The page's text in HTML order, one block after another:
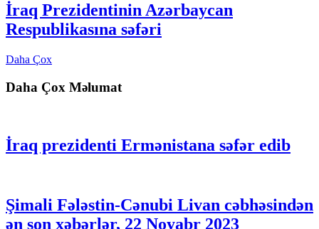
İraq Prezidentinin Azərbaycan
Respublikasına səfəri
Daha Çox
Daha Çox Məlumat
İraq prezidenti Ermənistana səfər edib
Şimali Fələstin-Cənubi Livan cəbhəsindən
ən son xəbərlər, 22 Noyabr 2023